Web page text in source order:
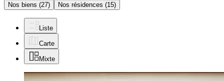
Nos biens (27) Nos résidences (15)
Liste
Carte
Mixte